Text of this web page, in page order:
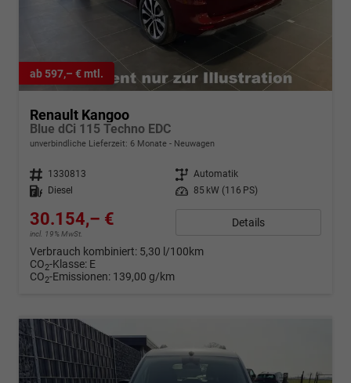
ab 597,– € mtl.
Renault Kangoo
Blue dCi 115 Techno EDC
unverbindliche Lieferzeit: 6 Monate Neuwagen
Fahrzeugnr. 1330813 Getriebe Automatik
Kraftstoff
Diesel Leistung 85 kW (116 PS)
30.154,– €
incl. 19% MwSt.
Details
Verbrauch kombiniert: 5,30 l/100km
CO2-Klasse: E
CO2-Emissionen: 139,00 g/km